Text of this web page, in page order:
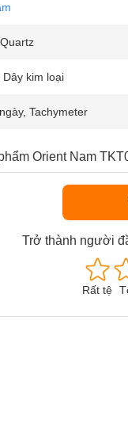
Dây kim loại
Tachymeter
Orient Nam
Trở thành người
Rất tệ